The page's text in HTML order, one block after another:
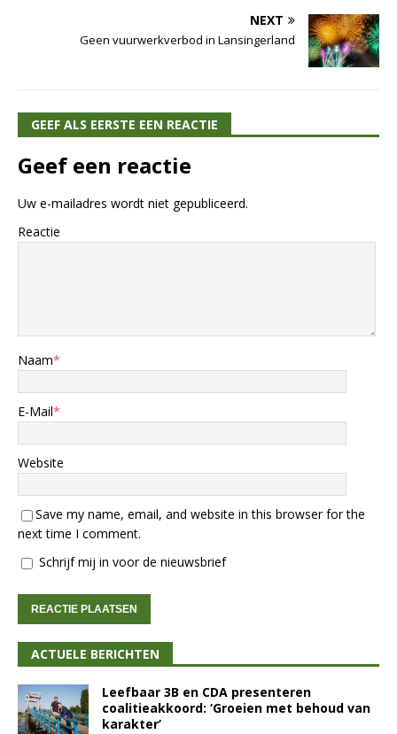
NEXT
Geen vuurwerkverbod in Lansingerland
GEEF ALS EERSTE EEN REACTIE
Geef een reactie
Uw e-mailadres wordt niet gepubliceerd.
Reactie
Naam*
E-Mail*
Website
Save my name, email, and website in this browser for the
next time I comment.
Schrijf mij in voor de nieuwsbrief
ACTUELE BERICHTEN
Leefbaar 3B en CDA presenteren
coalitieakkoord: ‘Groeien met behoud van
karakter’